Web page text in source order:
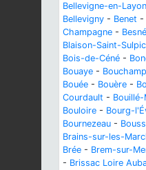
Bellevigne-en-Layon
Bellevigny - Benet -
Champagne - Besné
Blaison-Saint-
Bois-de-Céné -
Bouaye -
Bouée - Bouère -
Courdault - Bouillé-
Bouloire - Bourg-
Bournezeau -
Brains-sur-les-
Brée - Brem-sur-
- Brissac Loire